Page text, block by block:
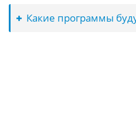
Какие программы